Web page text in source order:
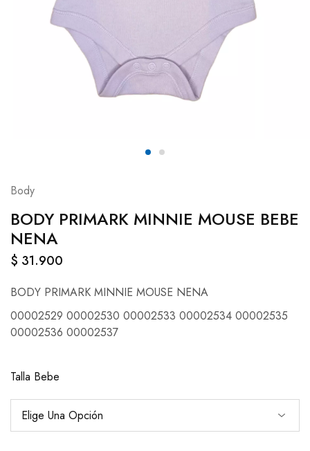
Body
BODY PRIMARK MINNIE MOUSE BEBE
NENA
$ 31.900
BODY PRIMARK MINNIE MOUSE NENA
00002529 00002530 00002533 00002534 00002535
00002536 00002537
Talla Bebe